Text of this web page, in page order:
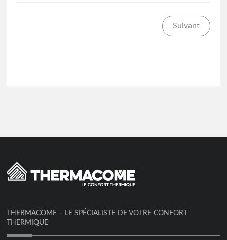
Suivant
THERMACOME – LE SPÉCIALISTE DE VOTRE CONFORT
THERMIQUE